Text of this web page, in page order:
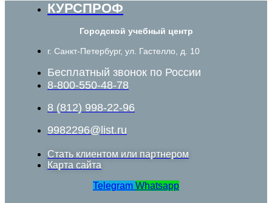
КУРСПРОФ
Городской учебный центр
г. Санкт-Петербург, ул. Гастелло, д. 10
Бесплатный звонок по России
8-800-550-48-78
8 (812) 998-22-96
9982296@list.ru
Стать клиентом или партнером
Карта сайта
Telegram Whatsapp